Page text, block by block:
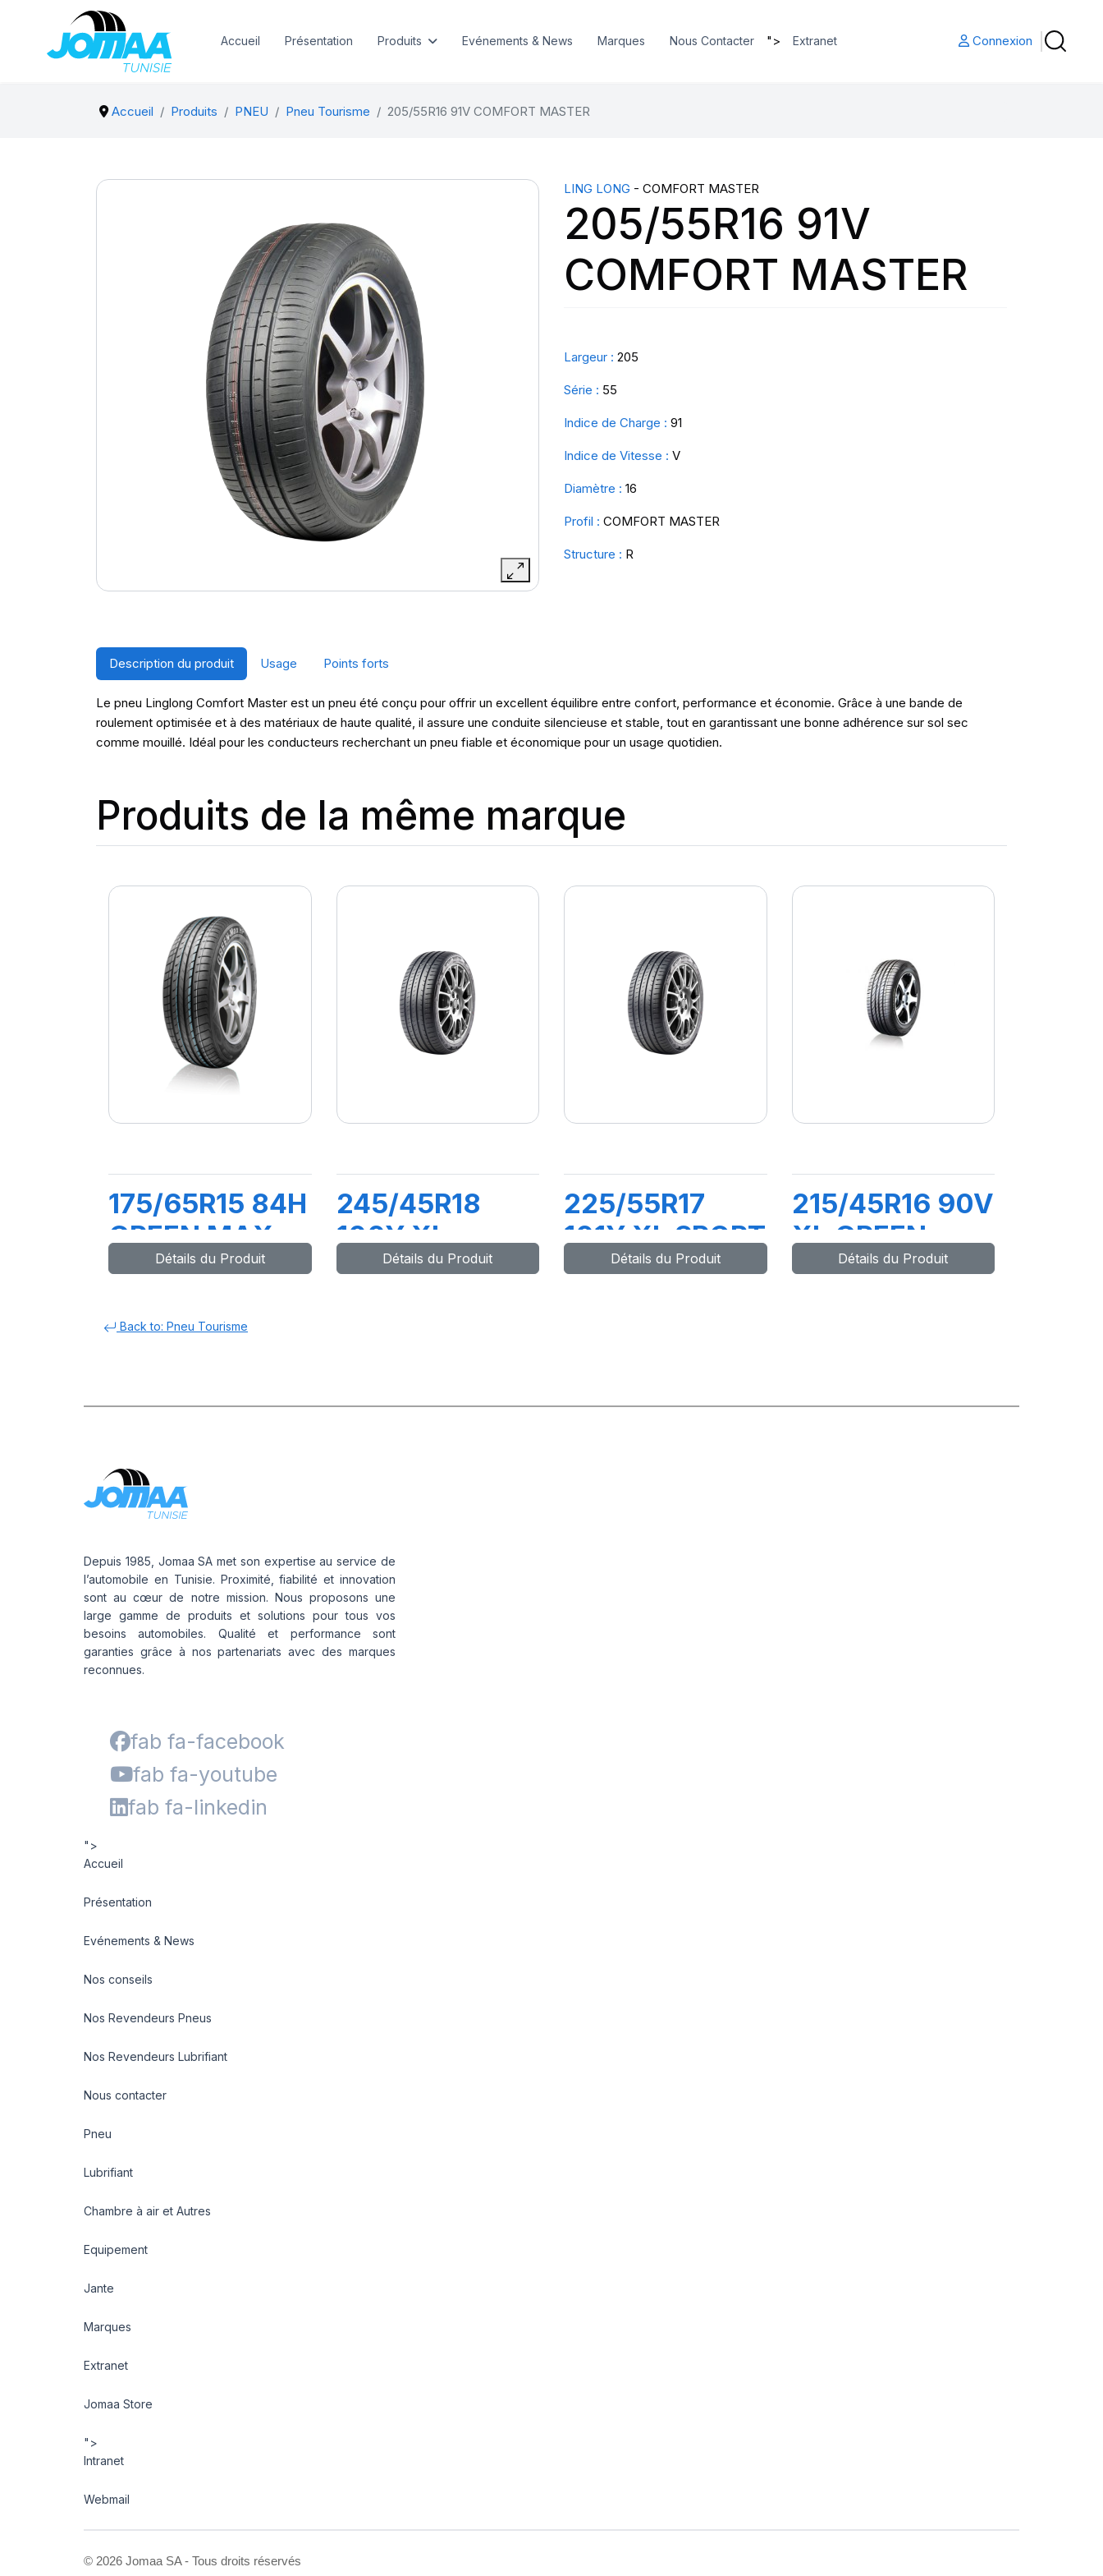
Accueil Présentation Produits Evénements & News Marques Nous Contacter "> Extranet Connexion
Accueil Produits PNEU Pneu Tourisme 205/55R16 91V COMFORT MASTER
LING LONG - COMFORT MASTER
205/55R16 91V
COMFORT MASTER
Largeur : 205
Série : 55
Indice de Charge : 91
Indice de Vitesse : V
Diamètre : 16
Profil : COMFORT MASTER
Structure : R
Description du produit Usage Points forts
Le pneu Linglong Comfort Master est un pneu été conçu pour offrir un excellent équilibre entre confort, performance et économie. Grâce à une bande de
roulement optimisée et à des matériaux de haute qualité, il assure une conduite silencieuse et stable, tout en garantissant une bonne adhérence sur sol sec
comme mouillé. Idéal pour les conducteurs recherchant un pneu fiable et économique pour un usage quotidien.
Produits de la même marque
175/65R15 84H
GREEN MAX
HP010Détails du Produit
245/45R18
100Y XL
SPORTDétails du Produit
225/55R17
101Y XL SPORT
MASTER
Détails du Produit
215/45R16 90V
XL GREEN-
MAXDétails du Produit
Back to: Pneu Tourisme
Depuis 1985, Jomaa SA met son expertise au service de
l’automobile en Tunisie. Proximité, fiabilité et innovation
sont au cœur de notre mission. Nous proposons une
large gamme de produits et solutions pour tous vos
besoins automobiles. Qualité et performance sont
garanties grâce à nos partenariats avec des marques
reconnues.
fab fa-facebook
fab fa-youtube
fab fa-linkedin
">
Accueil
Présentation
Evénements & News
Nos conseils
Nos Revendeurs Pneus
Nos Revendeurs Lubrifiant
Nous contacter
Pneu
Lubrifiant
Chambre à air et Autres
Equipement
Jante
Marques
Extranet
Jomaa Store
">
Intranet
Webmail
© 2026 Jomaa SA - Tous droits réservés